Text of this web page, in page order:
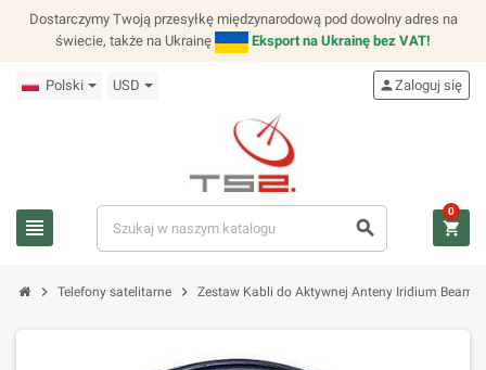
Dostarczymy Twoją przesyłkę międzynarodową pod dowolny adres na
świecie, także na Ukrainę
Eksport na Ukrainę bez VAT!
Polski USD
view_headline search
personZaloguj się
shopping_cart
0
chevron_right Telefony satelitarne chevron_right Zestaw Kabli do Aktywnej Anteny Iridium Beam